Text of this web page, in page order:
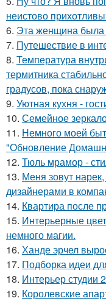
неистово
6. Эта женщина была
7. Путешествие в
8. Температура
термитника
градусов, пока
9. Уютная кухня -
10. Семейное
11. Немного моей
"Обновление
12. Тюль мрамор -
13. Меня зовут
дизайнерами в
14. Квартира после
15. Интерьерные
немного магии.
16. Ханде эрчел
17. Подборка идеи
18. Интерьер студии
19. Королевские